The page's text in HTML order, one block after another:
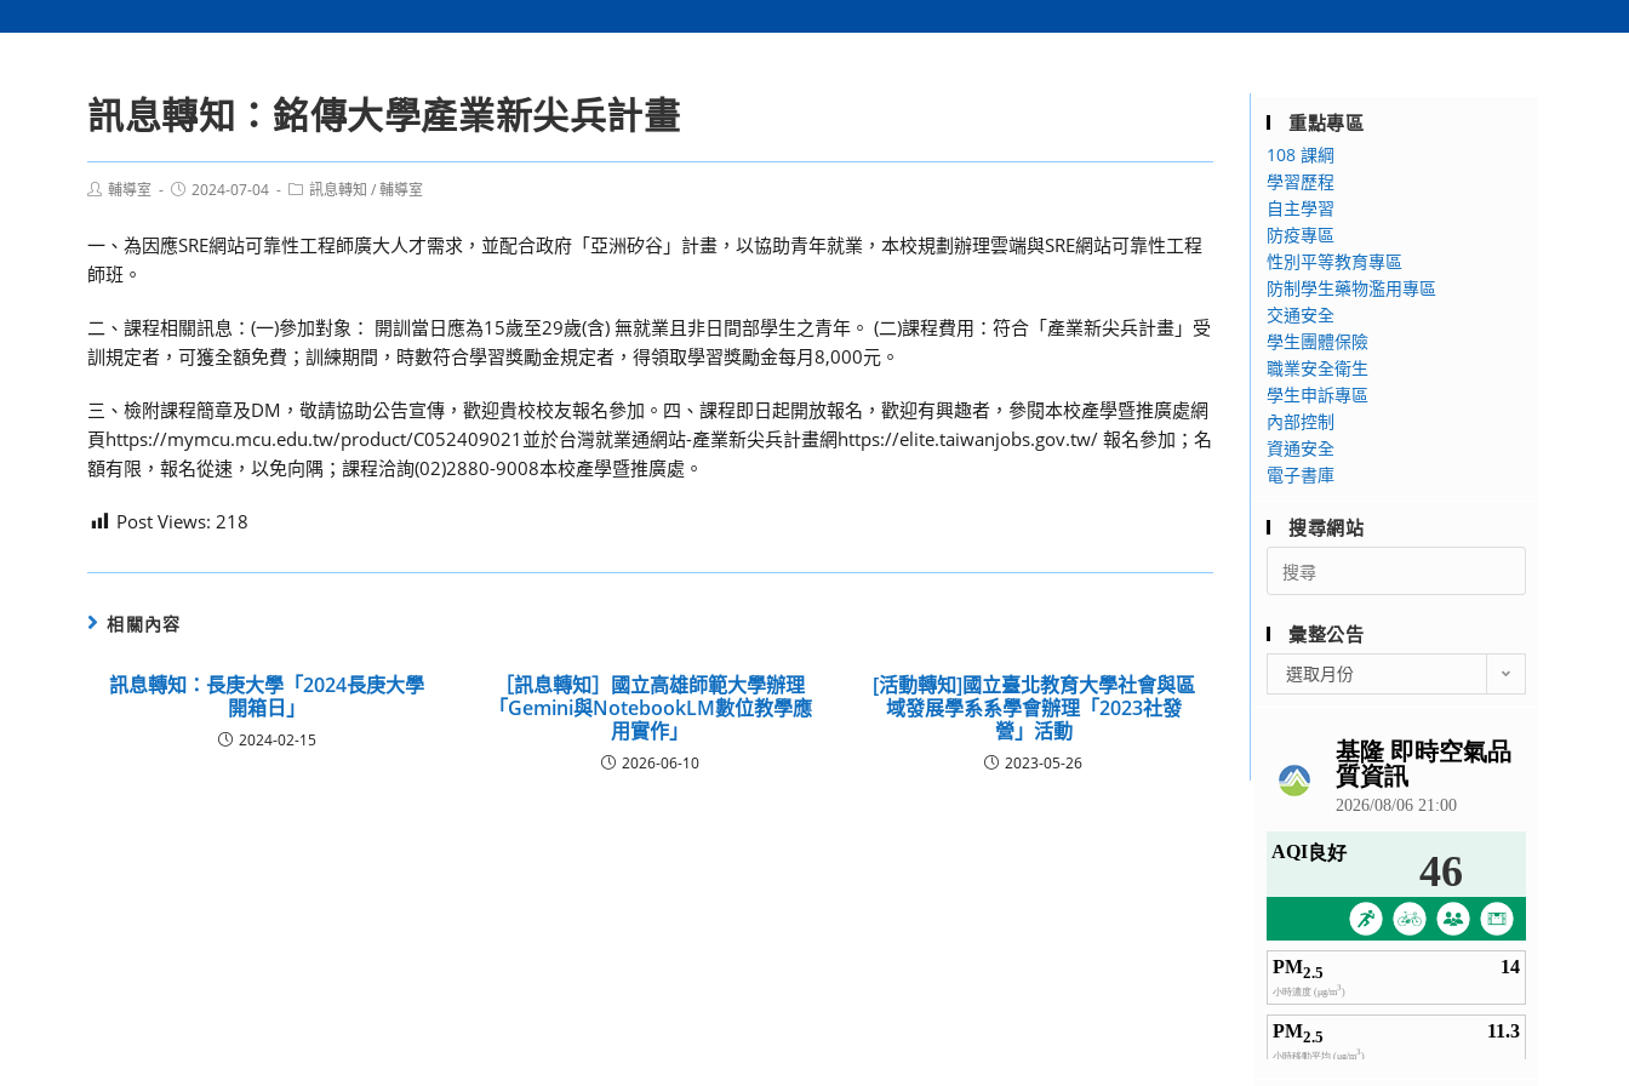
訊息轉知：銘傳大學產業新尖兵計畫
Post輔導室
Post2024-07-04
Post訊息轉知 /輔導室
一、為因應SRE網站可靠性工程師廣大人才需求，並配合政府「亞洲矽谷」計畫，以協助青年就業，本校規劃辦理雲端與SRE網站可靠性工程
師班。
二、課程相關訊息：(一)參加對象： 開訓當日應為15歲至29歲(含) 無就業且非日間部學生之青年。 (二)課程費用：符合「產業新尖兵計畫」受
訓規定者，可獲全額免費；訓練期間，時數符合學習獎勵金規定者，得領取學習獎勵金每月8,000元。
三、檢附課程簡章及DM，敬請協助公告宣傳，歡迎貴校校友報名參加。四、課程即日起開放報名，歡迎有興趣者，參閱本校產學暨推廣處網
頁https://mymcu.mcu.edu.tw/product/C052409021並於台灣就業通網站-產業新尖兵計畫網https://elite.taiwanjobs.gov.tw/ 報名參加；名
額有限，報名從速，以免向隅；課程洽詢(02)2880-9008本校產學暨推廣處。
Post Views: 218
相關內容
訊息轉知：長庚大學「2024長庚大學
開箱日」
2024-02-15
［訊息轉知］國立高雄師範大學辦理
「Gemini與NotebookLM數位教學應
用實作」
2026-06-10
[活動轉知]國立臺北教育大學社會與區
域發展學系系學會辦理「2023社發
營」活動
2023-05-26
重點專區
108 課綱
學習歷程
自主學習
防疫專區
性別平等教育專區
防制學生藥物濫用專區
交通安全
學生團體保險
職業安全衛生
學生申訴專區
內部控制
資通安全
電子書庫
搜尋網站
Search
for:
彙整公告
整
選取月份